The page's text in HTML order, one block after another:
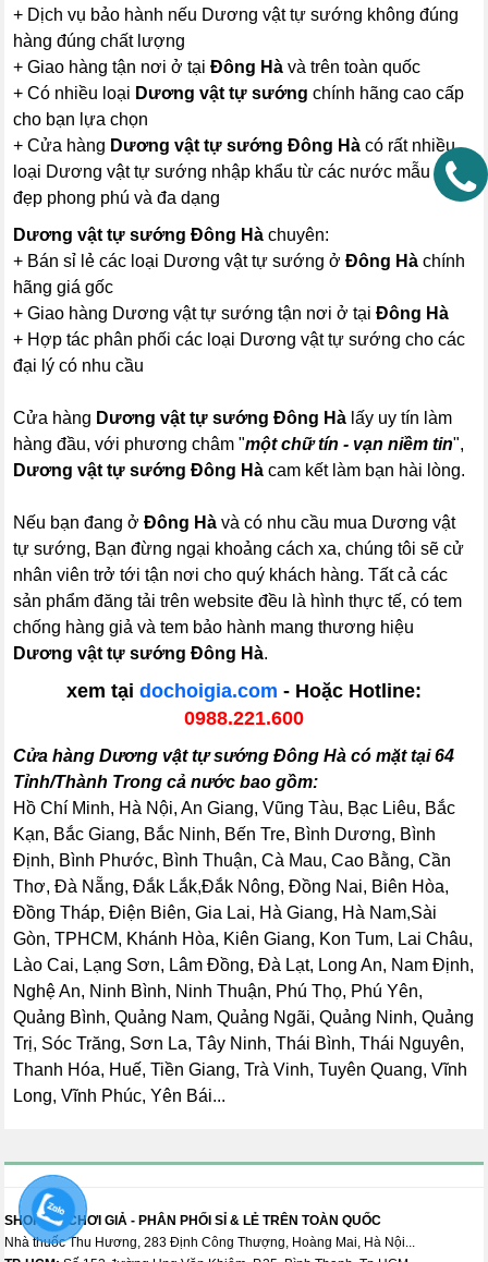
+ Dịch vụ bảo hành nếu Dương vật tự sướng không đúng
hàng đúng chất lượng
+ Giao hàng tận nơi ở tạiĐông Hà và trên toàn quốc
+ Có nhiều loại Dương vật tự sướng chính hãng cao cấp
cho bạn lựa chọn
+ Cửa hàng Dương vật tự sướng Đông Hà có rất nhiều
loại Dương vật tự sướng nhập khẩu từ các nước mẫu mã
đẹp phong phú và đa dạng
Dương vật tự sướng Đông Hàchuyên:
+ Bán sỉ lẻ các loại Dương vật tự sướng ởĐông Hà chính
hãng giá gốc
+ Giao hàng Dương vật tự sướng tận nơi ở tạiĐông Hà
+ Hợp tác phân phối các loại Dương vật tự sướng cho các
đại lý có nhu cầu
Cửa hàng Dương vật tự sướng Đông Hà lấy uy tín làm
hàng đầu, với phương châm "một chữ tín - vạn niềm tin",
Dương vật tự sướng Đông Hà cam kết làm bạn hài lòng.
Nếu bạn đang ởĐông Hà và có nhu cầu mua Dương vật
tự sướng, Bạn đừng ngại khoảng cách xa, chúng tôi sẽ cử
nhân viên trở tới tận nơi cho quý khách hàng. Tất cả các
sản phẩm đăng tải trên website đều là hình thực tế, có tem
chống hàng giả và tem bảo hành mang thương hiệu
Dương vật tự sướng Đông Hà.
xem tại dochoigia.com - Hoặc Hotline:
0988.221.600
Cửa hàng Dương vật tự sướng Đông Hà có mặt tại 64
Tỉnh/Thành Trong cả nước bao gồm:
Hồ Chí Minh, Hà Nội, An Giang, Vũng Tàu, Bạc Liêu, Bắc
Kạn, Bắc Giang, Bắc Ninh, Bến Tre, Bình Dương, Bình
Định, Bình Phước, Bình Thuận, Cà Mau, Cao Bằng, Cần
Thơ, Đà Nẵng, Đắk Lắk,Đắk Nông, Đồng Nai, Biên Hòa,
Đồng Tháp, Điện Biên, Gia Lai, Hà Giang, Hà Nam,Sài
Gòn, TPHCM, Khánh Hòa, Kiên Giang, Kon Tum, Lai Châu,
Lào Cai, Lạng Sơn, Lâm Đồng, Đà Lạt, Long An, Nam Định,
Nghệ An, Ninh Bình, Ninh Thuận, Phú Thọ, Phú Yên,
Quảng Bình, Quảng Nam, Quảng Ngãi, Quảng Ninh, Quảng
Trị, Sóc Trăng, Sơn La, Tây Ninh, Thái Bình, Thái Nguyên,
Thanh Hóa, Huế, Tiền Giang, Trà Vinh, Tuyên Quang, Vĩnh
Long, Vĩnh Phúc, Yên Bái...
SHOP ĐỒ CHƠI GIẢ - PHÂN PHỐI SỈ & LẺ TRÊN TOÀN QUỐC
Nhà thuốc Thu Hương, 283 Định Công Thượng, Hoàng Mai, Hà Nội...